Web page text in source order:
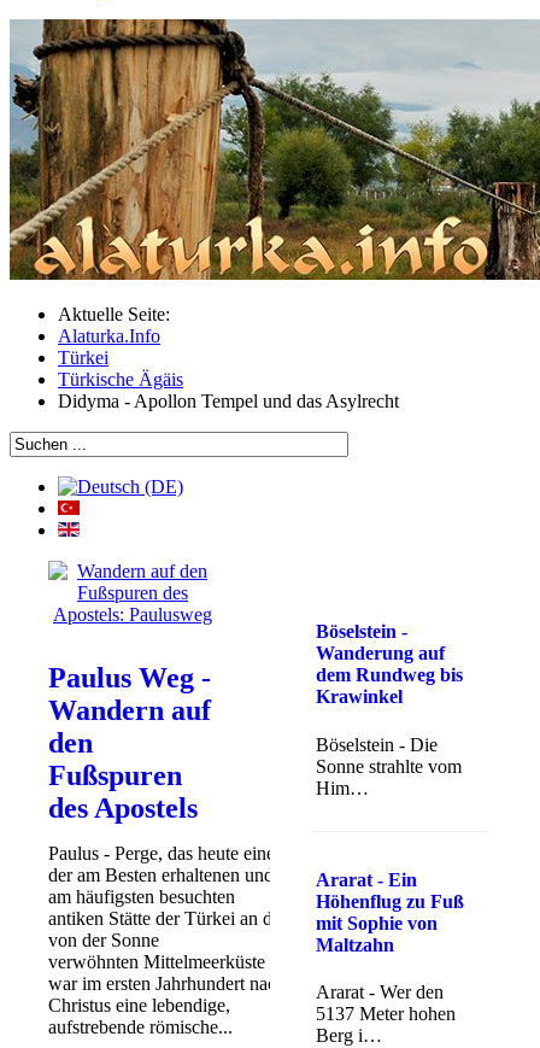
Aktuelle Seite:
Alaturka.Info
Türkei
Türkische Ägäis
Didyma - Apollon Tempel und das Asylrecht
Paulus Weg -
Wandern auf
den
Fußspuren
des Apostels
Paulus - Perge, das heute eine
der am Besten erhaltenen und
am häufigsten besuchten
antiken Stätte der Türkei an der
von der Sonne
verwöhnten Mittelmeerküste ist,
war im ersten Jahrhundert nach
Christus eine lebendige,
aufstrebende römische...
Böselstein -
Wanderung auf
dem Rundweg bis
Krawinkel
Böselstein - Die
Sonne strahlte vom
Him…
Ararat - Ein
Höhenflug zu Fuß
mit Sophie von
Maltzahn
Ararat - Wer den
5137 Meter hohen
Berg i…